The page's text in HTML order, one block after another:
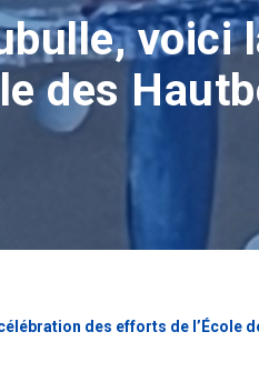
voici
des
des efforts de l’École